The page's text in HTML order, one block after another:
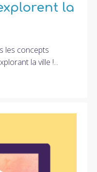
la
les concepts
la ville !...